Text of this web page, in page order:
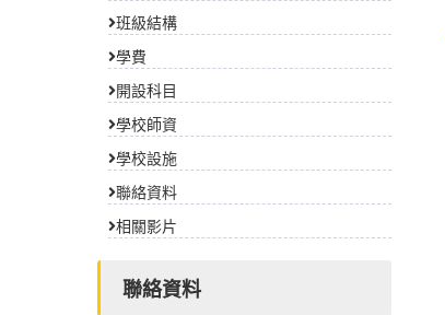
班級結構
學費
開設科目
學校師資
學校設施
聯絡資料
相關影片
聯絡資料